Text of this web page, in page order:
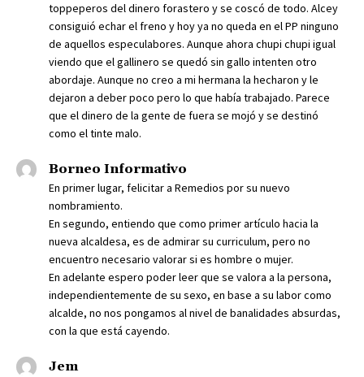
toppeperos del dinero forastero y se coscó de todo. Alcey
consiguió echar el freno y hoy ya no queda en el PP ninguno
de aquellos especulabores. Aunque ahora chupi chupi igual
viendo que el gallinero se quedó sin gallo intenten otro
abordaje. Aunque no creo a mi hermana la hecharon y le
dejaron a deber poco pero lo que había trabajado. Parece
que el dinero de la gente de fuera se mojó y se destinó
como el tinte malo.
Borneo Informativo
En primer lugar, felicitar a Remedios por su nuevo
nombramiento.
En segundo, entiendo que como primer artículo hacia la
nueva alcaldesa, es de admirar su curriculum, pero no
encuentro necesario valorar si es hombre o mujer.
En adelante espero poder leer que se valora a la persona,
independientemente de su sexo, en base a su labor como
alcalde, no nos pongamos al nivel de banalidades absurdas,
con la que está cayendo.
Jem